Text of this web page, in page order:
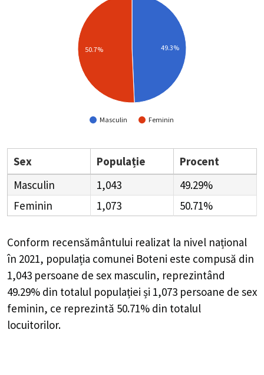
Masculin Feminin
49.3%
50.7%
Sex Populație
Procent
Masculin
1,043
49.29%
Feminin
1,073 50.71%
Conform recensământului realizat la nivel național
în 2021, populația comunei Boteni este compusă din
1,043 persoane de sex masculin, reprezintând
49.29% din totalul populației și 1,073 persoane de sex
feminin, ce reprezintă 50.71% din totalul
locuitorilor.